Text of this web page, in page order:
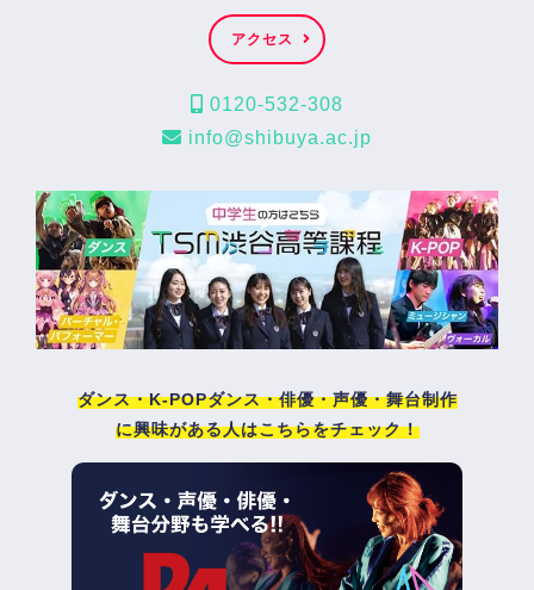
アクセス
0120-532-308
info@shibuya.ac.jp
ダンス・K-POPダンス・俳優・声優・舞台制作
に興味がある人はこちらをチェック！